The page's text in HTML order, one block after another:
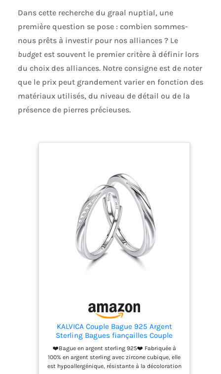
Dans cette recherche du graal nuptial, une
première question se pose : combien sommes-
nous prêts à investir pour nos alliances ? Le
budgetest souvent le premier critère à définir lors
du choix des alliances. Notre consigne est de noter
que le prix peut grandement varier en fonction des
matériaux utilisés, du niveau de détail ou de la
présence de pierres précieuses.
KALVICA Couple Bague 925 Argent
Sterling Bagues fiançailles Couple
Anneau Ensembles Anneau Mariage
Réglable pour Amoureux Mariage
Anniversaire Cadeau
❤️Bague en argent sterling 925❤️ Fabriquée à
100% en argent sterling avec zircone cubique, elle
est hypoallergénique, résistante à la décoloration